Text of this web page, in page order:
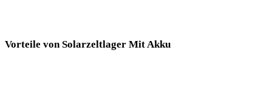
Vorteile von Solarzeltlager Mit Akku